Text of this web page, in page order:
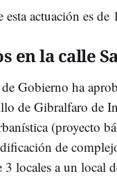
esta actuación es
en la calle
Gobierno ha
de Gibralfaro de
(proyecto
de
3 locales a un local